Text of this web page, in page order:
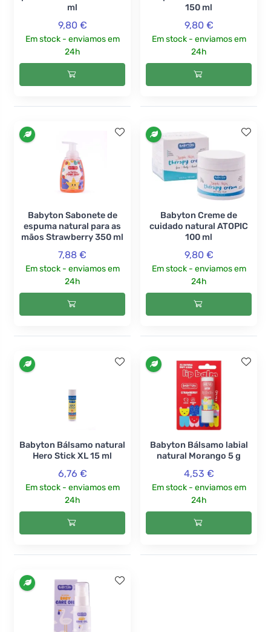
ml
9,80 €
Em stock - enviamos em
24h
150 ml
9,80 €
Em stock - enviamos em
24h
Babyton Sabonete de
espuma natural para as
mãos Strawberry 350 ml
7,88 €
Em stock - enviamos em
24h
Babyton Creme de
cuidado natural ATOPIC
100 ml
9,80 €
Em stock - enviamos em
24h
Babyton Bálsamo natural
Hero Stick XL 15 ml
6,76 €
Em stock - enviamos em
24h
Babyton Bálsamo labial
natural Morango 5 g
4,53 €
Em stock - enviamos em
24h